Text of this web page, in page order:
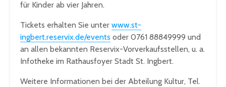
für Kinder ab vier Jahren.
Tickets erhalten Sie unter www.st-
ingbert.reservix.de/events oder 0761 88849999 und
an allen bekannten Reservix-Vorverkaufsstellen, u. a.
Infotheke im Rathausfoyer Stadt St. Ingbert.
Weitere Informationen bei der Abteilung Kultur, Tel.